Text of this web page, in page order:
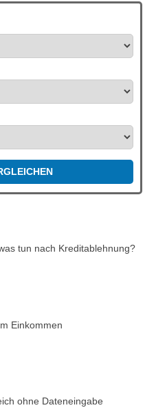
tun nach Kreditablehnung?
Einkommen
ohne Dateneingabe